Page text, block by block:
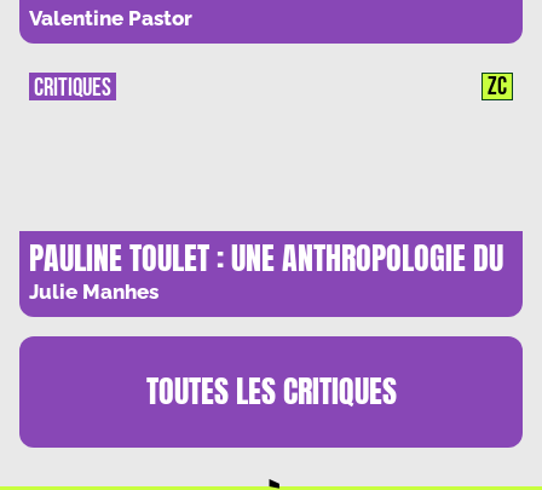
BANALITE DU MALE
Valentine Pastor
PAULINE TOULET : UNE ANTHROPOLOGIE DU
BANAL
Julie Manhes
CRITIQUES ZC
TOUTES LESCRITIQUES